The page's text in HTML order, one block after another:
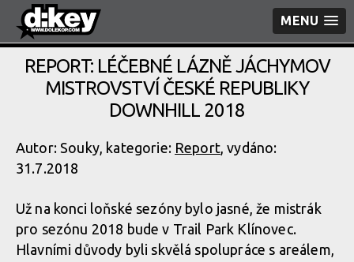
MENU
REPORT: LÉČEBNÉ LÁZNĚ JÁCHYMOV
MISTROVSTVÍ ČESKÉ REPUBLIKY
DOWNHILL 2018
Autor: Souky, kategorie: Report, vydáno:
31.7.2018
Už na konci loňské sezóny bylo jasné, že mistrák
pro sezónu 2018 bude v Trail Park Klínovec.
Hlavními důvody byli skvělá spolupráce s areálem,